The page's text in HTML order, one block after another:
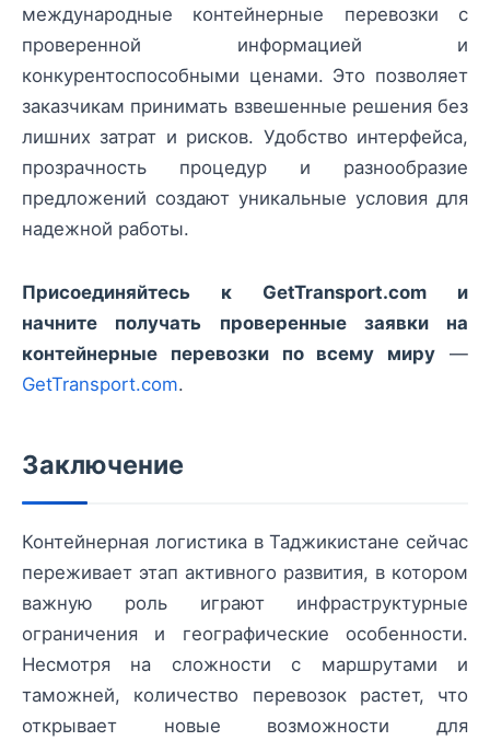
международные контейнерные перевозки с
проверенной информацией и
конкурентоспособными ценами. Это позволяет
заказчикам принимать взвешенные решения без
лишних затрат и рисков. Удобство интерфейса,
прозрачность процедур и разнообразие
предложений создают уникальные условия для
надежной работы.
Присоединяйтесь к GetTransport.com и
начните получать проверенные заявки на
контейнерные перевозки по всему миру —
GetTransport.com.
Заключение
Контейнерная логистика в Таджикистане сейчас
переживает этап активного развития, в котором
важную роль играют инфраструктурные
ограничения и географические особенности.
Несмотря на сложности с маршрутами и
таможней, количество перевозок растет, что
открывает новые возможности для